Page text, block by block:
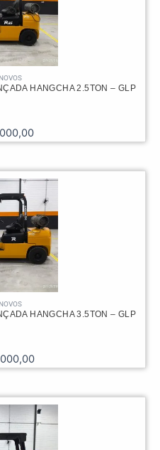
HANGCHA 2.5TON – GLP
HANGCHA 3.5TON – GLP